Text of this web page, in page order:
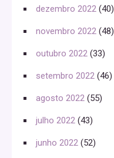
dezembro 2022 (40)
novembro 2022 (48)
outubro 2022 (33)
setembro 2022 (46)
agosto 2022 (55)
julho 2022 (43)
junho 2022 (52)